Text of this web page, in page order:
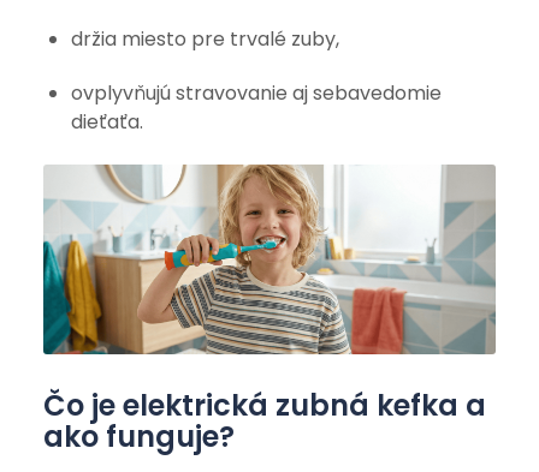
držia miesto pre trvalé zuby,
ovplyvňujú stravovanie aj sebavedomie
dieťaťa.
Čo je elektrická zubná kefka a
ako funguje?